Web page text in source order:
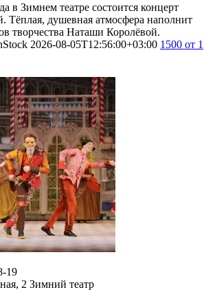
в Зимнем театре состоится концерт
Тёплая, душевная атмосфера наполнит
творчества Наташи Королёвой.
2026-08-05T12:56:00+03:00 1500 от 1
19
2 Зимний театр